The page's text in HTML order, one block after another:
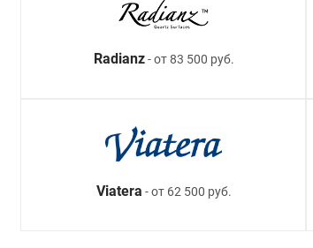
Radianz- от 83 500 руб.
Viatera - от 62 500 руб.